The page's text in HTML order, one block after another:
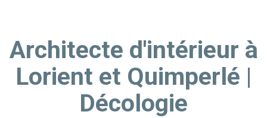
Architecte d'intérieur à
Lorient et Quimperlé |
Décologie